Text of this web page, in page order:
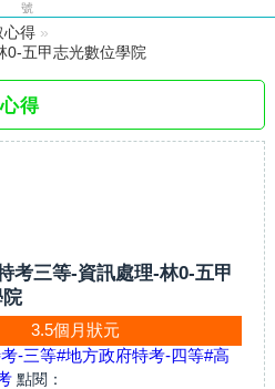
號
心得 »
0-五甲志光數位學院
得
考三等-資訊處理-林0-五甲
3.5個月狀元
-三等#地方政府特考-四等#高
點閱：